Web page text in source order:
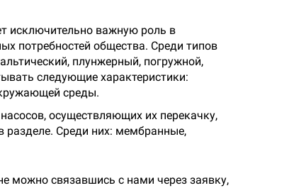
исключительно важную роль в
потребностей общества. Среди типов
плунжерный, погружной,
следующие характеристики:
среды.
осуществляющих их перекачку,
Среди них: мембранные,
можно связавшись с нами через заявку,